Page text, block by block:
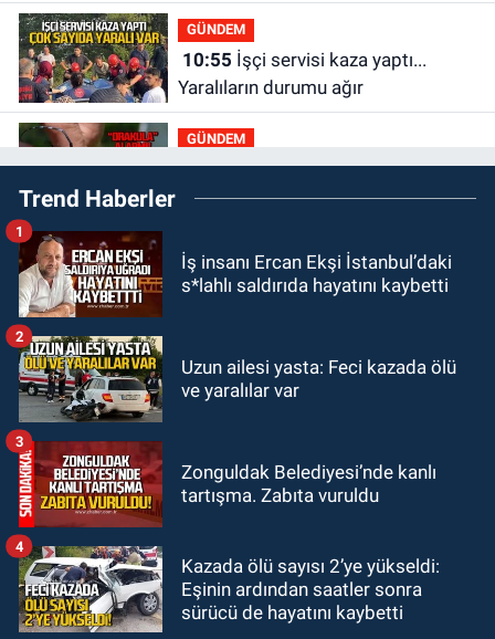
GÜNDEM
10:55
Yaralıların durumu ağır
GÜNDEM
10:06“Drakula” alarmı! Zonguldak,
Bartın ve Düzce tehdit altında
09:52
GÜNDEM
09:43 Arkadaşlıklar & Dostluklar
00:40Merve Kır Müftüoğlu
Anadolu’yu karış karış geziyor, yeni
Trend Haberler
İş insanı Ercan Ekşi İstanbul’daki
s*lahlı saldırıda hayatını kaybetti
1
Uzun ailesi yasta: Feci kazada ölü
ve yaralılar var
2
Zonguldak Belediyesi’nde kanlı
tartışma. Zabıta vuruldu
3
Kazada ölü sayısı 2’ye yükseldi:
Eşinin ardından saatler sonra
sürücü de hayatını kaybetti
4